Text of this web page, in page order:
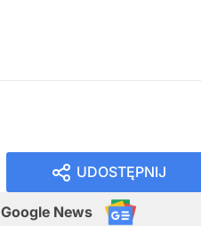
UDOSTĘPNIJ
Google News